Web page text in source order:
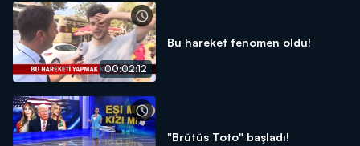
00:02:12
Bu hareket fenomen oldu!
"Brütüs Toto" başladı!